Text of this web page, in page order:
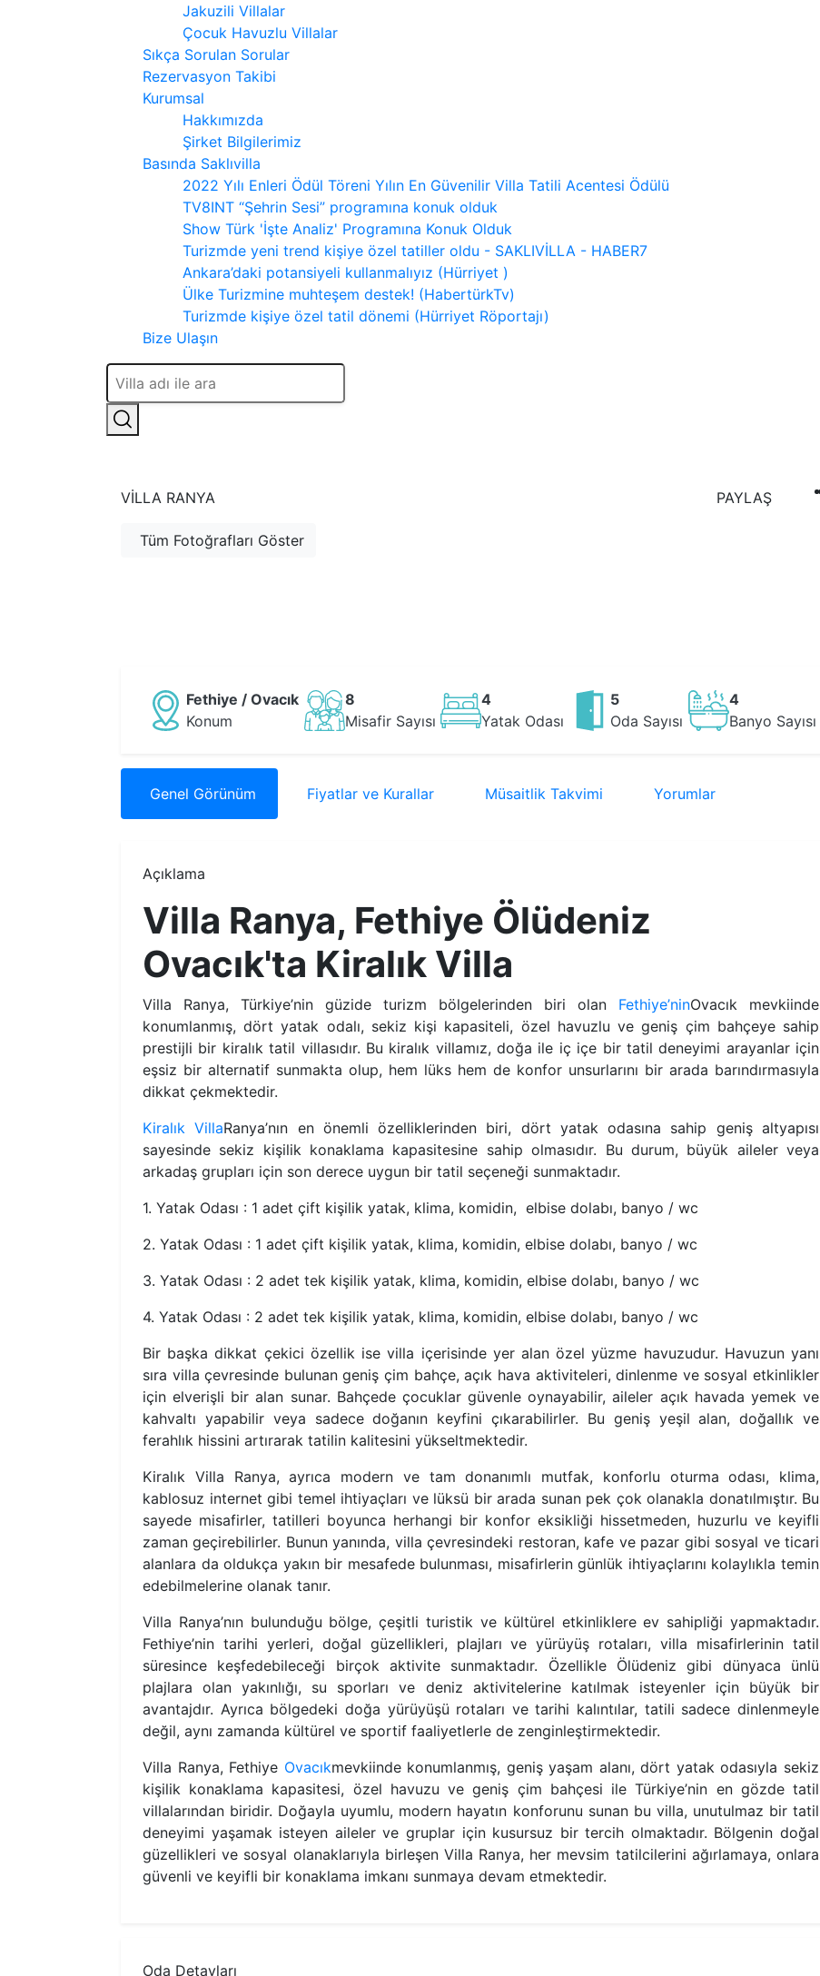
Jakuzili Villalar
Çocuk Havuzlu Villalar
Sıkça Sorulan Sorular
Rezervasyon Takibi
Kurumsal
Hakkımızda
Şirket Bilgilerimiz
Basında Saklıvilla
2022 Yılı Enleri Ödül Töreni Yılın En Güvenilir Villa Tatili Acentesi Ödülü
TV8INT “Şehrin Sesi” programına konuk olduk
Show Türk 'İşte Analiz' Programına Konuk Olduk
Turizmde yeni trend kişiye özel tatiller oldu - SAKLIVİLLA - HABER7
Ankara’daki potansiyeli kullanmalıyız (Hürriyet )
Ülke Turizmine muhteşem destek! (HabertürkTv)
Turizmde kişiye özel tatil dönemi (Hürriyet Röportajı)
Bize Ulaşın
VILLA RANYA PAYLAŞ
Tüm Fotoğrafları Göster
Fethiye / Ovacık
Konum
8
Misafir Sayısı
4
Yatak Odası
5
Oda Sayısı
4
Banyo Sayısı
Genel Görünüm Fiyatlar ve Kurallar Müsaitlik Takvimi Yorumlar
Açıklama
Villa Ranya, Fethiye Ölüdeniz
Ovacık'ta Kiralık Villa
Villa Ranya, Türkiye’nin güzide turizm bölgelerinden biri olan Fethiye’ninOvacık mevkiinde
konumlanmış, dört yatak odalı, sekiz kişi kapasiteli, özel havuzlu ve geniş çim bahçeye sahip
prestijli bir kiralık tatil villasıdır. Bu kiralık villamız, doğa ile iç içe bir tatil deneyimi arayanlar için
eşsiz bir alternatif sunmakta olup, hem lüks hem de konfor unsurlarını bir arada barındırmasıyla
dikkat çekmektedir.
Kiralık VillaRanya’nın en önemli özelliklerinden biri, dört yatak odasına sahip geniş altyapısı
sayesinde sekiz kişilik konaklama kapasitesine sahip olmasıdır. Bu durum, büyük aileler veya
arkadaş grupları için son derece uygun bir tatil seçeneği sunmaktadır.
1. Yatak Odası : 1 adet çift kişilik yatak, klima, komidin, elbise dolabı, banyo / wc
2. Yatak Odası : 1 adet çift kişilik yatak, klima, komidin, elbise dolabı, banyo / wc
3. Yatak Odası : 2 adet tek kişilik yatak, klima, komidin, elbise dolabı, banyo / wc
4. Yatak Odası : 2 adet tek kişilik yatak, klima, komidin, elbise dolabı, banyo / wc
Bir başka dikkat çekici özellik ise villa içerisinde yer alan özel yüzme havuzudur. Havuzun yanı
sıra villa çevresinde bulunan geniş çim bahçe, açık hava aktiviteleri, dinlenme ve sosyal etkinlikler
için elverişli bir alan sunar. Bahçede çocuklar güvenle oynayabilir, aileler açık havada yemek ve
kahvaltı yapabilir veya sadece doğanın keyfini çıkarabilirler. Bu geniş yeşil alan, doğallık ve
ferahlık hissini artırarak tatilin kalitesini yükseltmektedir.
Kiralık Villa Ranya, ayrıca modern ve tam donanımlı mutfak, konforlu oturma odası, klima,
kablosuz internet gibi temel ihtiyaçları ve lüksü bir arada sunan pek çok olanakla donatılmıştır. Bu
sayede misafirler, tatilleri boyunca herhangi bir konfor eksikliği hissetmeden, huzurlu ve keyifli
zaman geçirebilirler. Bunun yanında, villa çevresindeki restoran, kafe ve pazar gibi sosyal ve ticari
alanlara da oldukça yakın bir mesafede bulunması, misafirlerin günlük ihtiyaçlarını kolaylıkla temin
edebilmelerine olanak tanır.
Villa Ranya’nın bulunduğu bölge, çeşitli turistik ve kültürel etkinliklere ev sahipliği yapmaktadır.
Fethiye’nin tarihi yerleri, doğal güzellikleri, plajları ve yürüyüş rotaları, villa misafirlerinin tatil
süresince keşfedebileceği birçok aktivite sunmaktadır. Özellikle Ölüdeniz gibi dünyaca ünlü
plajlara olan yakınlığı, su sporları ve deniz aktivitelerine katılmak isteyenler için büyük bir
avantajdır. Ayrıca bölgedeki doğa yürüyüşü rotaları ve tarihi kalıntılar, tatili sadece dinlenmeyle
değil, aynı zamanda kültürel ve sportif faaliyetlerle de zenginleştirmektedir.
Villa Ranya, Fethiye Ovacıkmevkiinde konumlanmış, geniş yaşam alanı, dört yatak odasıyla sekiz
kişilik konaklama kapasitesi, özel havuzu ve geniş çim bahçesi ile Türkiye’nin en gözde tatil
villalarından biridir. Doğayla uyumlu, modern hayatın konforunu sunan bu villa, unutulmaz bir tatil
deneyimi yaşamak isteyen aileler ve gruplar için kusursuz bir tercih olmaktadır. Bölgenin doğal
güzellikleri ve sosyal olanaklarıyla birleşen Villa Ranya, her mevsim tatilcilerini ağırlamaya, onlara
güvenli ve keyifli bir konaklama imkanı sunmaya devam etmektedir.
Oda Detayları